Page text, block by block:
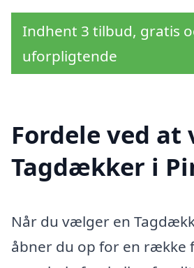
Indhent 3 tilbud, gratis
uforpligtende
Fordele ved
Tagdækker i
Når du vælger en
åbner du op for en række